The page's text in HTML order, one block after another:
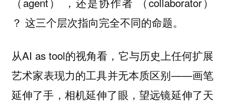
？ 这三个层次指向完全不同的命题。
从AI as tool的视角看，它与历史上任何扩展
艺术家表现力的工具并无本质区别——画笔
延伸了手，相机延伸了眼，望远镜延伸了天